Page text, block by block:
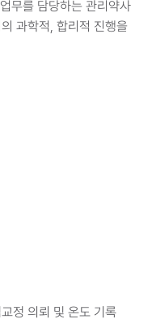
무를 담당하는 관리약사
과학적, 합리적 진행을
정 의뢰 및 온도 기록